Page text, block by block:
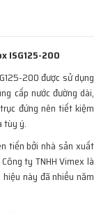
ISG125-200
200 được sử dụng
cấp nước đường dài,
đứng nên tiết kiệm
tùy ý.
tiến bởi nhà sản xuất
ty TNHH Vimex là
này đã nhiều năm